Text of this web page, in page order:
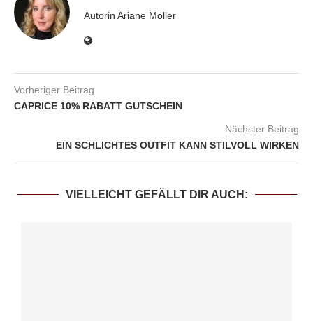
Autorin Ariane Möller
Vorheriger Beitrag
CAPRICE 10% RABATT GUTSCHEIN
Nächster Beitrag
EIN SCHLICHTES OUTFIT KANN STILVOLL WIRKEN
VIELLEICHT GEFÄLLT DIR AUCH: